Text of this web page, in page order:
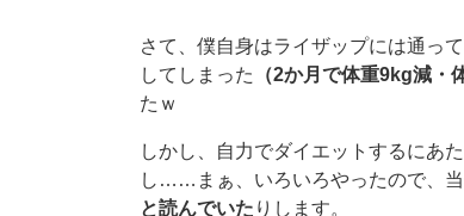
さて、僕自身はライザップには通って
してしまった
（2か月で体重9kg減・
たｗ
しかし、自力でダイエットするにあ
し……まぁ、いろいろやったので、当
と読んでいた りします。